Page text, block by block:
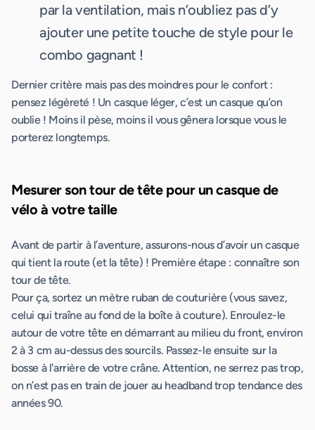
par la ventilation, mais n’oubliez pas d’y
ajouter une petite touche de style pour le
combo gagnant !
Dernier critère mais pas des moindres pour le confort :
pensez légèreté ! Un casque léger, c’est un casque qu’on
oublie ! Moins il pèse, moins il vous gênera lorsque vous le
porterez longtemps.
Mesurer son tour de tête pour un casque de
vélo à votre taille
Avant de partir à l’aventure, assurons-nous d’avoir un casque
qui tient la route (et la tête) ! Première étape : connaître son
tour de tête.
Pour ça, sortez un mètre ruban de couturière (vous savez,
celui qui traîne au fond de la boîte à couture). Enroulez-le
autour de votre tête en démarrant au milieu du front, environ
2 à 3 cm au-dessus des sourcils. Passez-le ensuite sur la
bosse à l'arrière de votre crâne. Attention, ne serrez pas trop,
on n’est pas en train de jouer au headband trop tendance des
années 90.